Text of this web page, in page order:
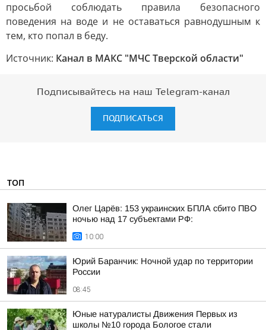
просьбой соблюдать правила безопасного
поведения на воде и не оставаться равнодушным к
тем, кто попал в беду.
Источник: Канал в МАКС "МЧС Тверской области"
Подписывайтесь на наш Telegram-канал
ПОДПИСАТЬСЯ
ТОП
Олег Царёв: 153 украинских БПЛА сбито ПВО
ночью над 17 субъектами РФ:
10:00
Юрий Баранчик: Ночной удар по территории
России
08:45
Юные натуралисты Движения Первых из
школы №10 города Бологое стали